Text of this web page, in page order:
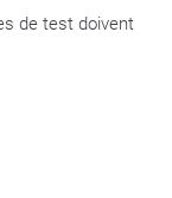
de test doivent